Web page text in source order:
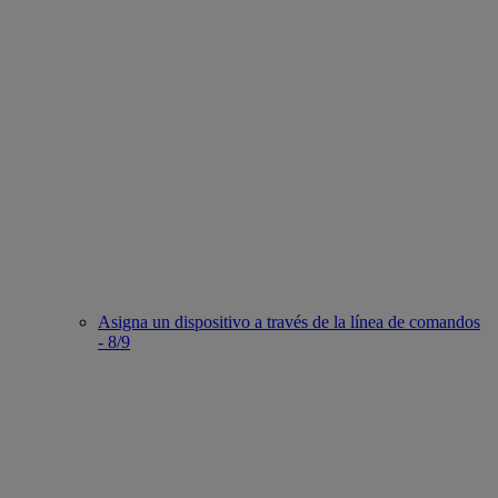
Asigna un dispositivo a través de la línea de comandos
- 8/9